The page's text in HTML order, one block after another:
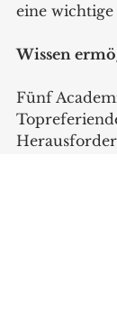
eine wichtige
Wissen
Fünf